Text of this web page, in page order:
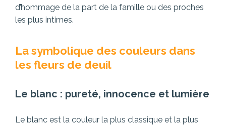
d’hommage de la part de la famille ou des proches
les plus intimes.
La symbolique des couleurs dans
les fleurs de deuil
Le blanc : pureté, innocence et lumière
Le blanc est la couleur la plus classique et la plus